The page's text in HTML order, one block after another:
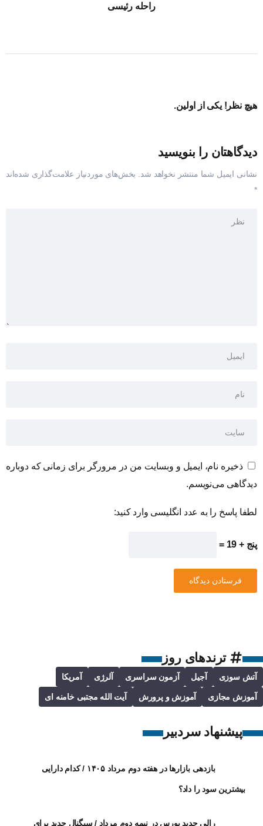
راحله رئیسی
هیچ نظر! یکی از اولین.
دیدگاهتان را بنویسید
نشانی ایمیل شما منتشر نخواهد شد.
بخش‌های موردنیاز علامت‌گذاری شده‌اند
*
ذخیره نام، ایمیل و وبسایت من در مرورگر برای زمانی که دوباره
دیدگاهی می‌نویسم.
لطفا پاسخ را به عدد انگلیسی وارد کنید:
پنج + 19 =
ترندهای روز
آتش سوزی آجیل آزمون سراسری آلرژی آمریکا
آموزش مجازی آموزش و پرورش آیت الله مجتبی خامنه ای
پیشنهاد سردبیر
بازدهی بازارها در هفته دوم مرداد ۱۴۰۵ / کدام دارایی
بیشترین سود را داد؟
رالی جدید بورس در نیمه دوم مرداد / سیگنال جدید برای